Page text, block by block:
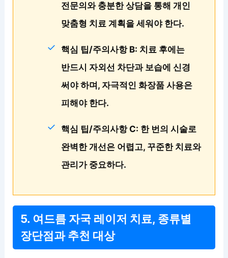
전문의와 충분한 상담을 통해 개인
맞춤형 치료 계획을 세워야 한다.
핵심 팁/주의사항 B: 치료 후에는
반드시 자외선 차단과 보습에 신경
써야 하며, 자극적인 화장품 사용은
피해야 한다.
핵심 팁/주의사항 C: 한 번의 시술로
완벽한 개선은 어렵고, 꾸준한 치료와
관리가 중요하다.
5. 여드름 자국 레이저 치료, 종류별
장단점과 추천 대상